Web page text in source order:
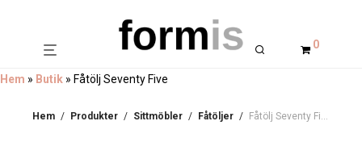
0
Hem » Butik » Fåtölj Seventy Five
Hem / Produkter / Sittmöbler / Fåtöljer / Fåtölj Seventy Five